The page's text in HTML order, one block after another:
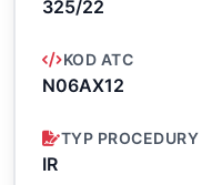
325/22
KOD ATC
N06AX12
TYP PROCEDURY
IR